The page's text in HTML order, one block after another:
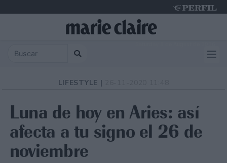
LIFESTYLE |
Luna de hoy en Aries: así
afecta a tu signo el 26 de
noviembre